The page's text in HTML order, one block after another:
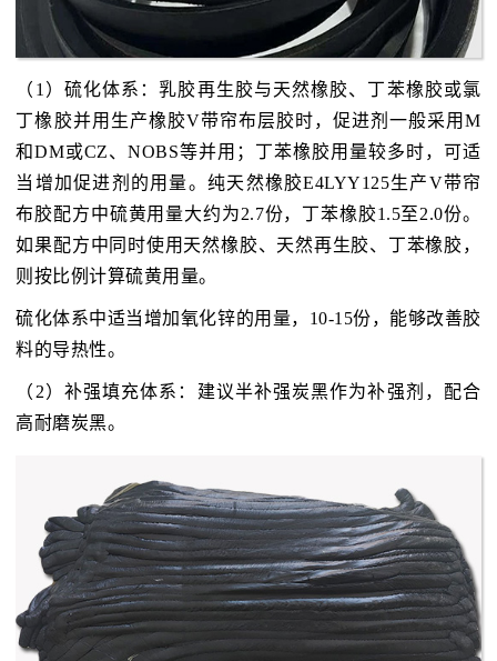
（1）硫化体系：乳胶再生胶与天然橡胶、丁苯橡胶或氯
丁橡胶并用生产橡胶V带帘布层胶时，促进剂一般采用M
和DM或CZ、NOBS等并用；丁苯橡胶用量较多时，可适
当增加促进剂的用量。纯天然橡胶E4LYY125生产V带帘
布胶配方中硫黄用量大约为2.7份，丁苯橡胶1.5至2.0份。
如果配方中同时使用天然橡胶、天然再生胶、丁苯橡胶，
则按比例计算硫黄用量。
硫化体系中适当增加氧化锌的用量，10-15份，能够改善胶
料的导热性。
（2）补强填充体系：建议半补强炭黑作为补强剂，配合
高耐磨炭黑。